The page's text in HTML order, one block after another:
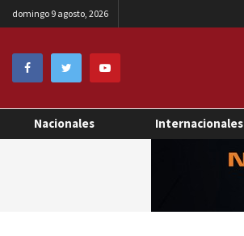
domingo 9 agosto, 2026
Nacionales Internacionales